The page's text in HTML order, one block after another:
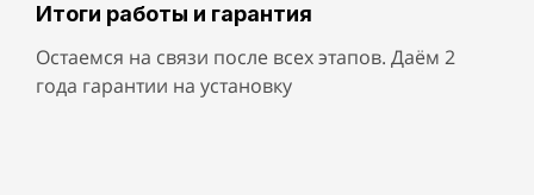
Итоги работы и гарантия
Остаемся на связи после всех этапов. Даём 2
года гарантии на установку